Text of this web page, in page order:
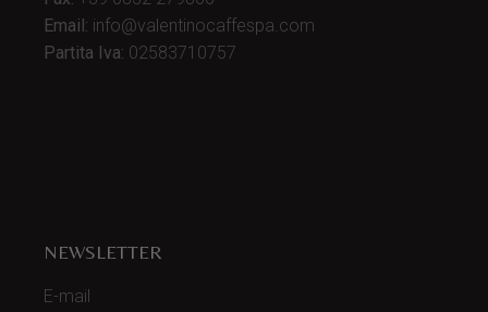
Email: info@valentinocaffespa.com
Partita Iva: 02583710757
NEWSLETTER